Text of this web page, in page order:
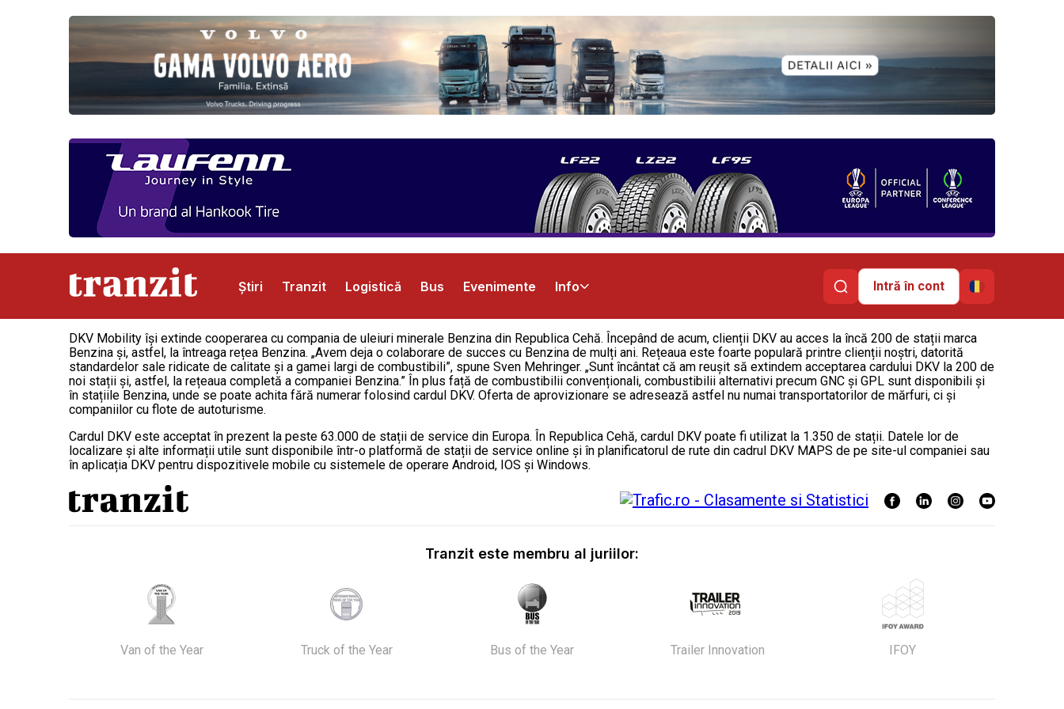
Știri Tranzit Logistică Bus Evenimente Info
Abonamente Publicitate Contact
Intră în cont
DKV Mobility își extinde cooperarea cu compania de uleiuri minerale Benzina din Republica Cehă. Începând de acum, clienții DKV au acces la încă 200 de stații marca
Benzina și, astfel, la întreaga rețea Benzina. „Avem deja o colaborare de succes cu Benzina de mulți ani. Rețeaua este foarte populară printre clienții noștri, datorită
standardelor sale ridicate de calitate și a gamei largi de combustibili”, spune Sven Mehringer. „Sunt încântat că am reușit să extindem acceptarea cardului DKV la 200 de
noi stații și, astfel, la rețeaua completă a companiei Benzina.” În plus față de combustibilii convenționali, combustibilii alternativi precum GNC și GPL sunt disponibili și
în stațiile Benzina, unde se poate achita fără numerar folosind cardul DKV. Oferta de aprovizionare se adresează astfel nu numai transportatorilor de mărfuri, ci și
companiilor cu flote de autoturisme.
Cardul DKV este acceptat în prezent la peste 63.000 de stații de service din Europa. În Republica Cehă, cardul DKV poate fi utilizat la 1.350 de stații. Datele lor de
localizare și alte informații utile sunt disponibile într-o platformă de stații de service online și în planificatorul de rute din cadrul DKV MAPS de pe site-ul companiei sau
în aplicația DKV pentru dispozitivele mobile cu sistemele de operare Android, IOS și Windows.
Tranzit este membru al juriilor:
Van of the Year Truck of the Year Bus of the Year Trailer Innovation IFOY